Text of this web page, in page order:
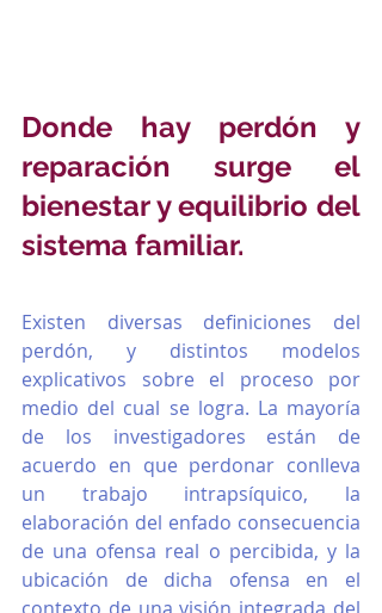
Donde hay perdón y
reparación surge el
bienestar y equilibrio del
sistema familiar.
Existen diversas definiciones del
perdón, y distintos modelos
explicativos sobre el proceso por
medio del cual se logra. La mayoría
de los investigadores están de
acuerdo en que perdonar con­lleva
un trabajo intrapsíquico, la
elaboración del enfado consecuencia
de una ofensa real o percibida, y la
ubicación de dicha ofensa en el